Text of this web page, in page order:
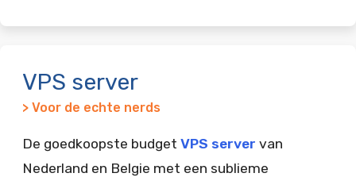
VPS server
> Voor de echte nerds
De goedkoopste budget VPS server van
Nederland en Belgie met een sublieme